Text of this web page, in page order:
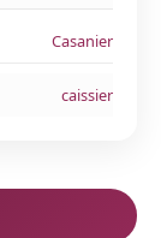
Casanier
caissier